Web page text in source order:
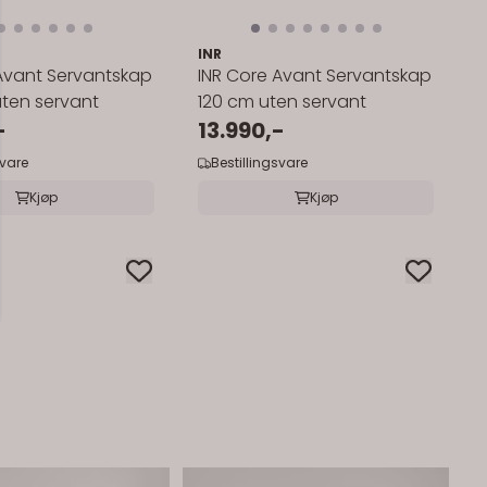
Servantskap
servant
Kjøp
INR
INR Core Avant Servantskap
120 cm uten servant
13.990,-
Bestillingsvare
Kjøp